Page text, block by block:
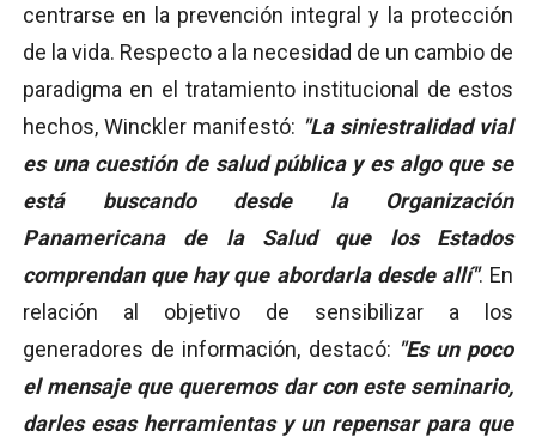
centrarse en la prevención integral y la protección
de la vida. Respecto a la necesidad de un cambio de
paradigma en el tratamiento institucional de estos
hechos, Winckler manifestó: "La siniestralidad vial
es una cuestión de salud pública y es algo que se
está buscando desde la Organización
Panamericana de la Salud que los Estados
comprendan que hay que abordarla desde allí". En
relación al objetivo de sensibilizar a los
generadores de información, destacó: "Es un poco
el mensaje que queremos dar con este seminario,
darles esas herramientas y un repensar para que